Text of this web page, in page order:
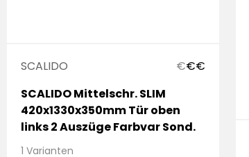
SCALIDO €€€
SCALIDO Mittelschr. SLIM
420x1330x350mm Tür oben
links 2 Auszüge Farbvar Sond.
1 Varianten